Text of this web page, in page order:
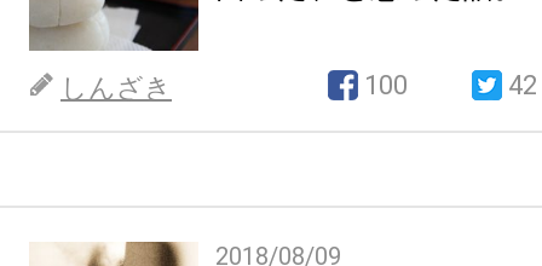
しんざき 100 42
2018/08/09